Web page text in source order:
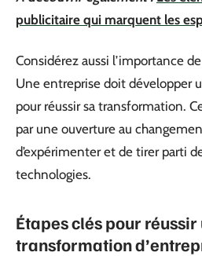
publicitaire qui marquent les
Considérez aussi l’importance
Une entreprise doit développer
pour réussir sa transformation.
par une ouverture au
d’expérimenter et de tirer parti
technologies.
Étapes clés pour réussir
transformation